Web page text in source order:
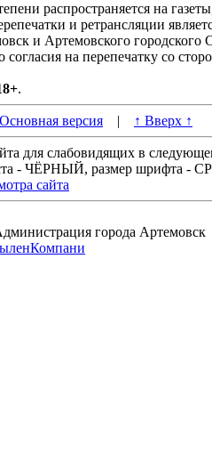
распространяется на
и ретрансляции
и Артемовского городского
на перепечатку со
.
Основная версия | ↑ Вверх ↑
для слабовидящих в
- ЧЁРНЫЙ, размер шрифта -
сайта
города Артемовск